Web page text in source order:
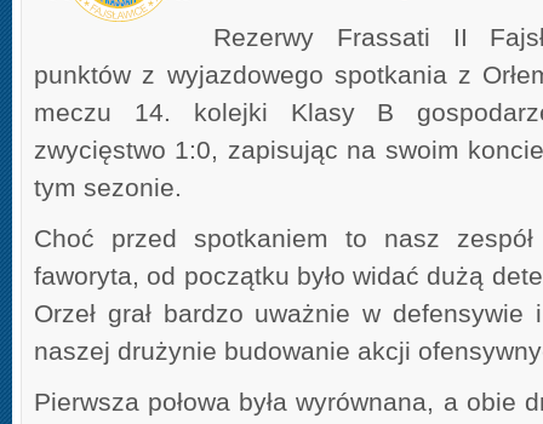
Rezerwy Frassati II
punktów z wyjazdowego spotkania z
meczu 14. kolejki Klasy B
zwycięstwo 1:0, zapisując na swoim
tym sezonie.
Choć przed spotkaniem to nasz
faworyta, od początku było widać dużą
Orzeł grał bardzo uważnie w defensywie
naszej drużynie budowanie akcji
Pierwsza połowa była wyrównana, a obie